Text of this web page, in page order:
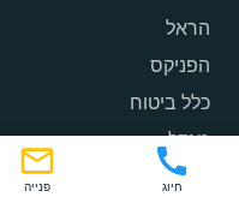
הראל
הפניקס
כלל ביטוח
מגדל
מנורה
חיוג פנייה